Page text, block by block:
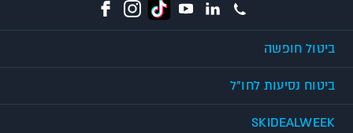
ביטול חופשה
ביטוח נסיעות לחו"ל
SKIDEALWEEK